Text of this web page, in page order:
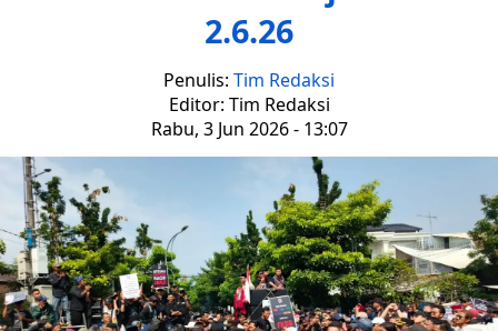
2.6.26
Penulis: Tim Redaksi
Editor: Tim Redaksi
Rabu, 3 Jun 2026 - 13:07